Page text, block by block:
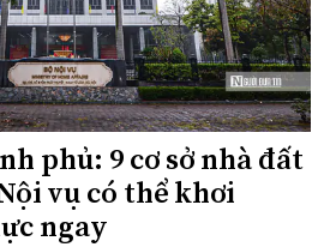
phủ: 9 cơ sở nhà đất
vụ có thể khơi
ngay